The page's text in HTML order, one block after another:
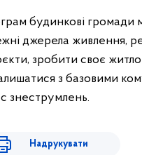
будинкові громади
джерела живлення,
зробити своє житло
з базовими
знеструмлень.
Надрукувати